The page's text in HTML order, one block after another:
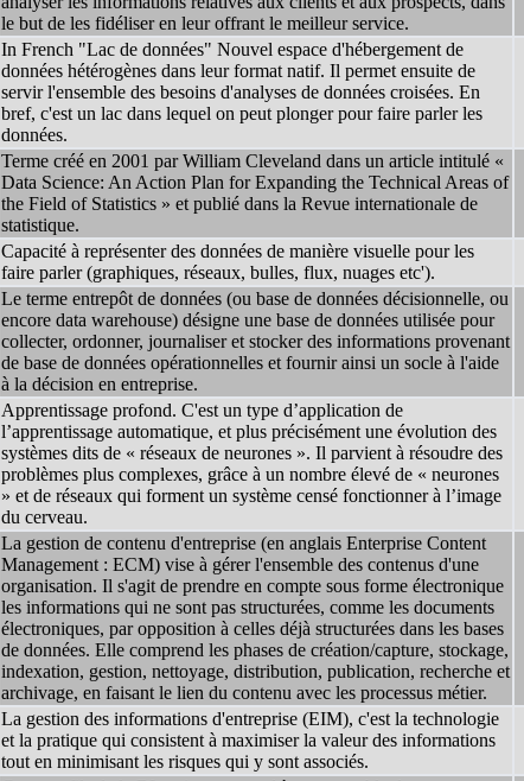
le but de les fidéliser en leur offrant le meilleur service.
In French "Lac de données" Nouvel espace d'hébergement de
données hétérogènes dans leur format natif. Il permet ensuite de
servir l'ensemble des besoins d'analyses de données croisées. En
bref, c'est un lac dans lequel on peut plonger pour faire parler les
données.
Terme créé en 2001 par William Cleveland dans un article intitulé «
Data Science: An Action Plan for Expanding the Technical Areas of
the Field of Statistics » et publié dans la Revue internationale de
statistique.
Capacité à représenter des données de manière visuelle pour les
faire parler (graphiques, réseaux, bulles, flux, nuages etc').
Le terme entrepôt de données (ou base de données décisionnelle, ou
encore data warehouse) désigne une base de données utilisée pour
collecter, ordonner, journaliser et stocker des informations provenant
de base de données opérationnelles et fournir ainsi un socle à l'aide
à la décision en entreprise.
Apprentissage profond. C'est un type d’application de
l’apprentissage automatique, et plus précisément une évolution des
systèmes dits de « réseaux de neurones ». Il parvient à résoudre des
problèmes plus complexes, grâce à un nombre élevé de « neurones
» et de réseaux qui forment un système censé fonctionner à l’image
du cerveau.
La gestion de contenu d'entreprise (en anglais Enterprise Content
Management : ECM) vise à gérer l'ensemble des contenus d'une
organisation. Il s'agit de prendre en compte sous forme électronique
les informations qui ne sont pas structurées, comme les documents
électroniques, par opposition à celles déjà structurées dans les bases
de données. Elle comprend les phases de création/capture, stockage,
indexation, gestion, nettoyage, distribution, publication, recherche et
archivage, en faisant le lien du contenu avec les processus métier.
La gestion des informations d'entreprise (EIM), c'est la technologie
et la pratique qui consistent à maximiser la valeur des informations
tout en minimisant les risques qui y sont associés.